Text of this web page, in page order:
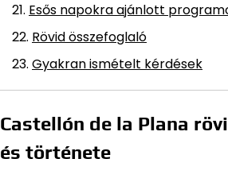
Esős napokra ajánlott
Rövid összefoglaló
Gyakran ismételt kérdések
Castellón de la Plana
és története